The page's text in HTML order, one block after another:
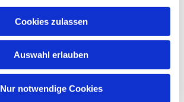
Cookies zulassen
Auswahl erlauben
Nur notwendige Cookies